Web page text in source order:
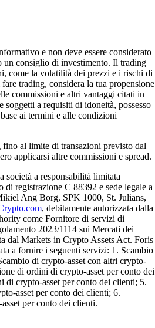
e non deve essere considerato
un consiglio di investimento. Il trading
come la volatilità dei prezzi e i rischi di
trading, considera la tua propensione
commissioni e altri vantaggi citati in
soggetti a requisiti di idoneità, possesso
ai termini e alle condizioni
al limite di transazioni previsto dal
applicarsi altre commissioni e spread.
a responsabilità limitata
di registrazione C 88392 e sede legale a
Ang Borg, SPK 1000, St. Julians,
, debitamente autorizzata dalla
come Fornitore di servizi di
2023/1114 sui Mercati dei
dal Markets in Crypto Assets Act. Foris
a fornire i seguenti servizi: 1. Scambio
di crypto-asset con altri crypto-
di ordini di crypto-asset per conto dei
di crypto-asset per conto dei clienti; 5.
asset per conto dei clienti; 6.
per conto dei clienti.